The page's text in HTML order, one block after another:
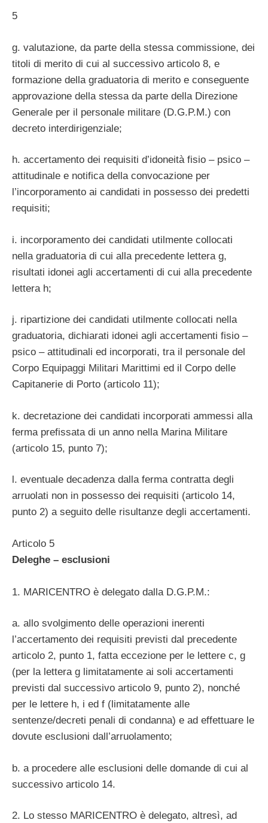
5
g. valutazione, da parte della stessa commissione, dei
titoli di merito di cui al successivo articolo 8, e
formazione della graduatoria di merito e conseguente
approvazione della stessa da parte della Direzione
Generale per il personale militare (D.G.P.M.) con
decreto interdirigenziale;
h. accertamento dei requisiti d’idoneità fisio – psico –
attitudinale e notifica della convocazione per
l’incorporamento ai candidati in possesso dei predetti
requisiti;
i. incorporamento dei candidati utilmente collocati
nella graduatoria di cui alla precedente lettera g,
risultati idonei agli accertamenti di cui alla precedente
lettera h;
j. ripartizione dei candidati utilmente collocati nella
graduatoria, dichiarati idonei agli accertamenti fisio –
psico – attitudinali ed incorporati, tra il personale del
Corpo Equipaggi Militari Marittimi ed il Corpo delle
Capitanerie di Porto (articolo 11);
k. decretazione dei candidati incorporati ammessi alla
ferma prefissata di un anno nella Marina Militare
(articolo 15, punto 7);
l. eventuale decadenza dalla ferma contratta degli
arruolati non in possesso dei requisiti (articolo 14,
punto 2) a seguito delle risultanze degli accertamenti.
Articolo 5
Deleghe – esclusioni
1. MARICENTRO è delegato dalla D.G.P.M.:
a. allo svolgimento delle operazioni inerenti
l’accertamento dei requisiti previsti dal precedente
articolo 2, punto 1, fatta eccezione per le lettere c, g
(per la lettera g limitatamente ai soli accertamenti
previsti dal successivo articolo 9, punto 2), nonché
per le lettere h, i ed f (limitatamente alle
sentenze/decreti penali di condanna) e ad effettuare le
dovute esclusioni dall’arruolamento;
b. a procedere alle esclusioni delle domande di cui al
successivo articolo 14.
2. Lo stesso MARICENTRO è delegato, altresì, ad